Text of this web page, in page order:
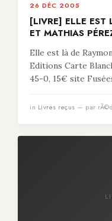
26 DÉC 2005
[LIVRE] ELLE EST
ET MATHIAS
Elle est là de
Editions Carte
45-0, 15€ site
in Livres reçus — par